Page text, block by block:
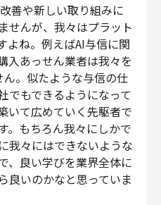
善や新しい取り組みに
せんが、我々はプラット
よね。例えばAI与信に関
入あっせん業者は我々を
。似たような与信の仕
でもできるようになって
いて広めていく先駆者で
。もちろん我々にしかで
我々にはできないような
、良い学びを業界全体に
良いのかなと思っていま